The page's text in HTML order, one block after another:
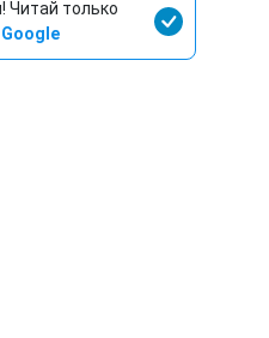
Читай только